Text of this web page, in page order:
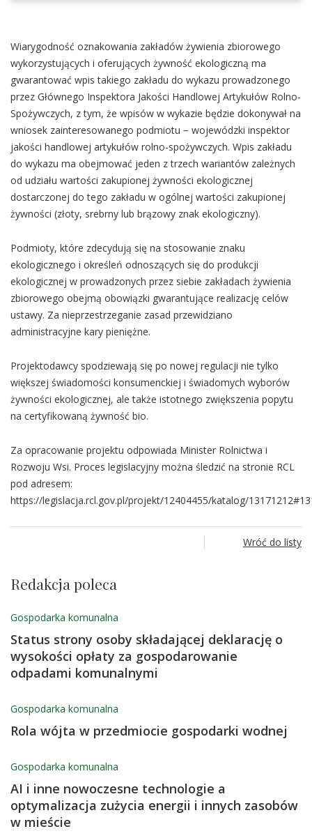
Wiarygodność oznakowania zakładów żywienia zbiorowego
wykorzystujących i oferujących żywność ekologiczną ma
gwarantować wpis takiego zakładu do wykazu prowadzonego
przez Głównego Inspektora Jakości Handlowej Artykułów Rolno-
Spożywczych, z tym, że wpisów w wykazie będzie dokonywał na
wniosek zainteresowanego podmiotu − wojewódzki inspektor
jakości handlowej artykułów rolno-spożywczych. Wpis zakładu
do wykazu ma obejmować jeden z trzech wariantów zależnych
od udziału wartości zakupionej żywności ekologicznej
dostarczonej do tego zakładu w ogólnej wartości zakupionej
żywności (złoty, srebrny lub brązowy znak ekologiczny).
Podmioty, które zdecydują się na stosowanie znaku
ekologicznego i określeń odnoszących się do produkcji
ekologicznej w prowadzonych przez siebie zakładach żywienia
zbiorowego obejmą obowiązki gwarantujące realizację celów
ustawy. Za nieprzestrzeganie zasad przewidziano
administracyjne kary pieniężne.
Projektodawcy spodziewają się po nowej regulacji nie tylko
większej świadomości konsumenckiej i świadomych wyborów
żywności ekologicznej, ale także istotnego zwiększenia popytu
na certyfikowaną żywność bio.
Za opracowanie projektu odpowiada Minister Rolnictwa i
Rozwoju Wsi. Proces legislacyjny można śledzić na stronie RCL
pod adresem:
https://legislacja.rcl.gov.pl/projekt/12404455/katalog/
Wróć do listy
Redakcja poleca
Gospodarka komunalna
Status strony osoby składającej deklarację o
wysokości opłaty za gospodarowanie
odpadami komunalnymi
Gospodarka komunalna
Rola wójta w przedmiocie gospodarki wodnej
Gospodarka komunalna
AI i inne nowoczesne technologie a
optymalizacja zużycia energii i innych zasobów
w mieście